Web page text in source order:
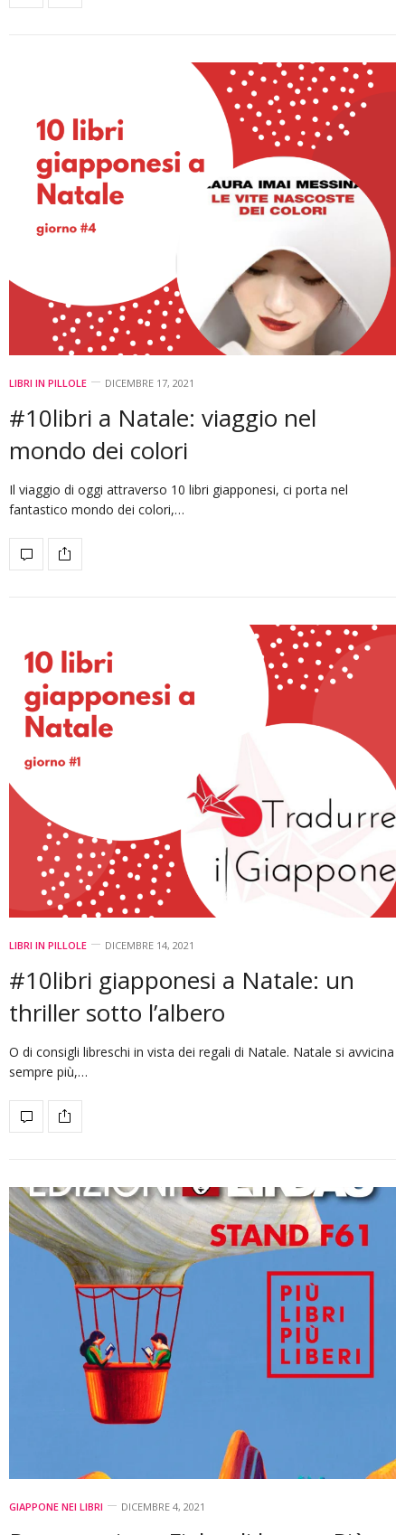
LIBRI IN PILLOLE DICEMBRE 17, 2021
#10libri a Natale: viaggio nel
mondo dei colori
Il viaggio di oggi attraverso 10 libri giapponesi, ci porta nel
fantastico mondo dei colori,…
LIBRI IN PILLOLE DICEMBRE 14, 2021
#10libri giapponesi a Natale: un
thriller sotto l’albero
O di consigli libreschi in vista dei regali di Natale. Natale si avvicina
sempre più,…
GIAPPONE NEI LIBRI DICEMBRE 4, 2021